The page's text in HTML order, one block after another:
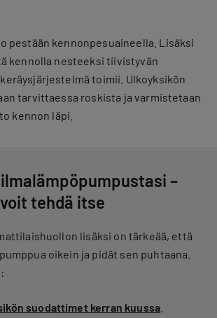
pestään kennonpesuaineella. Lisäksi
kennolla nesteeksi tiivistyvän
toimii. Ulkoyksikön
tarvittaessa roskista ja varmistetaan
kennon läpi.
–
tehdä itse
lisäksi on tärkeää, että
oikein ja pidät sen puhtaana.
suodattimet kerran kuussa